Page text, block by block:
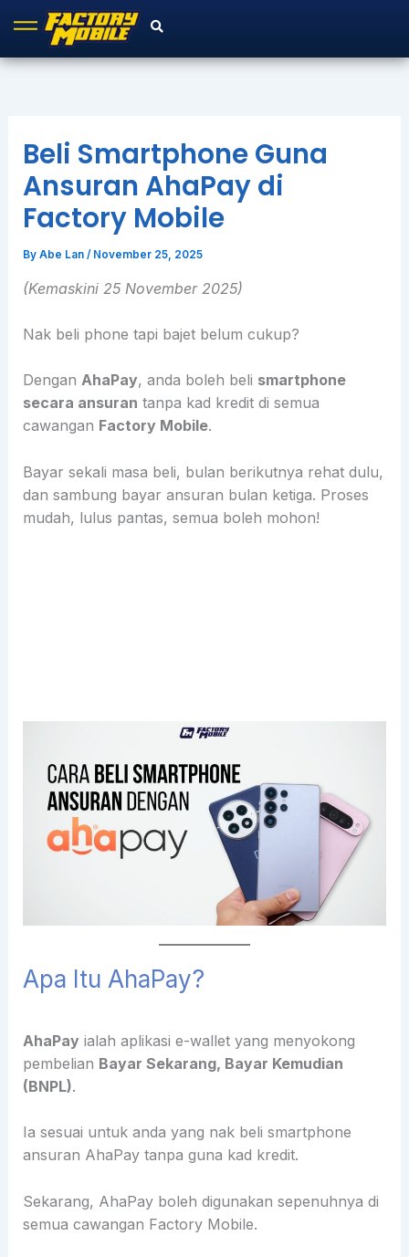
content
Beli Smartphone Guna
Ansuran AhaPay di
Factory Mobile
By Abe Lan / November 25, 2025
(Kemaskini 25 November 2025)
Nak beli phone tapi bajet belum cukup?
Dengan AhaPay, anda boleh beli smartphone
secara ansuran tanpa kad kredit di semua
cawangan Factory Mobile.
Bayar sekali masa beli, bulan berikutnya rehat dulu,
dan sambung bayar ansuran bulan ketiga. Proses
mudah, lulus pantas, semua boleh mohon!
Apa Itu AhaPay?
AhaPayialah aplikasi e-wallet yang menyokong
pembelian Bayar Sekarang, Bayar Kemudian
(BNPL).
Ia sesuai untuk anda yang nak beli smartphone
ansuran AhaPay tanpa guna kad kredit.
Sekarang, AhaPay boleh digunakan sepenuhnya di
semua cawangan Factory Mobile.